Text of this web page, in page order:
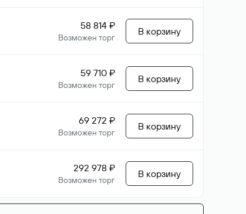
58 814 ₽
Возможен торг
В корзину
59 710 ₽
Возможен торг
В корзину
69 272 ₽
Возможен торг
В корзину
292 978 ₽
Возможен торг
В корзину